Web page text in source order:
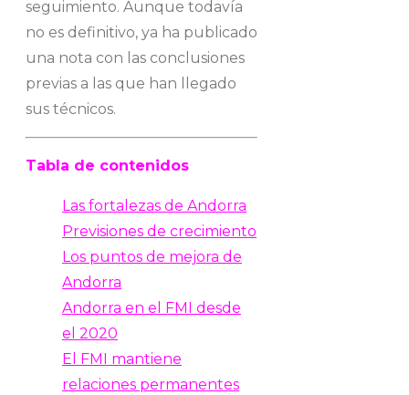
seguimiento. Aunque todavía
no es definitivo, ya ha publicado
una nota con las conclusiones
previas a las que han llegado
sus técnicos.
Tabla de contenidos
Las fortalezas de Andorra
Previsiones de crecimiento
Los puntos de mejora de
Andorra
Andorra en el FMI desde
el 2020
El FMI mantiene
relaciones permanentes